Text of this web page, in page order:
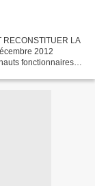
LA
2012
fonctionnaires